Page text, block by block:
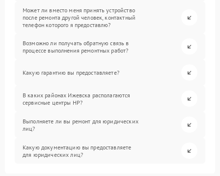
Может ли вместо меня принять устройство
после ремонта другой человек, контактный
телефон которого я предоставлю?
Возможно ли получать обратную связь в
процессе выполнения ремонтных работ?
Какую гарантию вы предоставляете?
В каких районах Ижевска располагаются
сервисные центры HP?
Выполняете ли вы ремонт для юридических
лиц?
Какую документацию вы предоставляете
для юридических лиц?